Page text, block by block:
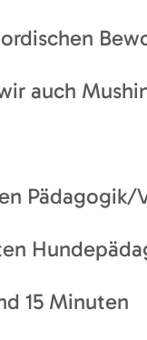
auch
15 Minuten